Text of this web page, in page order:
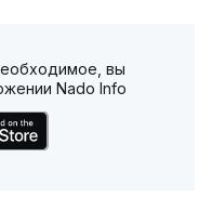
вы
Nado Info